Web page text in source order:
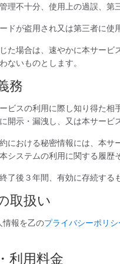
理不十分、使用上の過誤、第
ドが盗用され又は第三者に
た場合は、速やかに本サー
ないものとします。
務
ビスの利用に際し知り得た
開示・漏洩し、又は本サービ
における秘密情報には、本
システムの利用に関する履歴
了後３年間、有効に存続する
取扱い
情報を乙のプライバシーポリシ
利用料金